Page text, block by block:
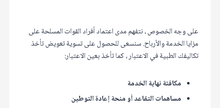
على وجه الخصوص ، نتفهم مدى اعتماد أفراد القوات المسلحة على
مزايا الخدمة والأرباح. سنسعى للحصول على تسوية تعويض تأخذ
تكاليفك الطبية في الاعتبار ، كما تأخذ بعين الاعتبار:
مكافئة نهاية الخدمة
مساهمات التقاعد أو منحة إعادة التوطين